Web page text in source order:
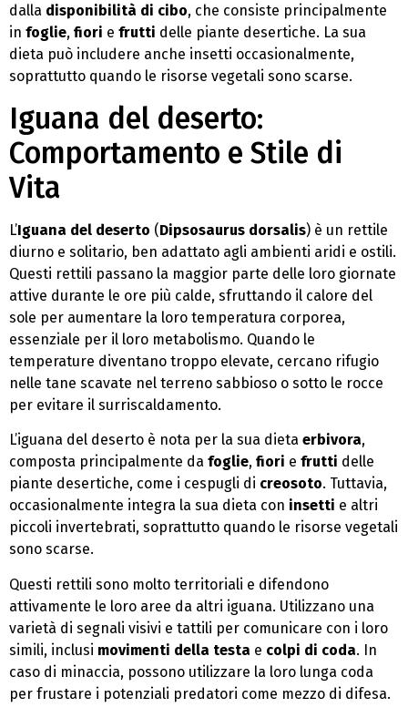
dalla disponibilità di cibo, che consiste principalmente
in foglie, fiori e frutti delle piante desertiche. La sua
dieta può includere anche insetti occasionalmente,
soprattutto quando le risorse vegetali sono scarse.
Iguana del deserto:
Comportamento e Stile di
Vita
L’Iguana del deserto (Dipsosaurus dorsalis) è un rettile
diurno e solitario, ben adattato agli ambienti aridi e ostili.
Questi rettili passano la maggior parte delle loro giornate
attive durante le ore più calde, sfruttando il calore del
sole per aumentare la loro temperatura corporea,
essenziale per il loro metabolismo. Quando le
temperature diventano troppo elevate, cercano rifugio
nelle tane scavate nel terreno sabbioso o sotto le rocce
per evitare il surriscaldamento.
L’iguana del deserto è nota per la sua dieta erbivora,
composta principalmente da foglie, fiori e frutti delle
piante desertiche, come i cespugli di creosoto. Tuttavia,
occasionalmente integra la sua dieta con insetti e altri
piccoli invertebrati, soprattutto quando le risorse vegetali
sono scarse.
Questi rettili sono molto territoriali e difendono
attivamente le loro aree da altri iguana. Utilizzano una
varietà di segnali visivi e tattili per comunicare con i loro
simili, inclusi movimenti della testa e colpi di coda. In
caso di minaccia, possono utilizzare la loro lunga coda
per frustare i potenziali predatori come mezzo di difesa.